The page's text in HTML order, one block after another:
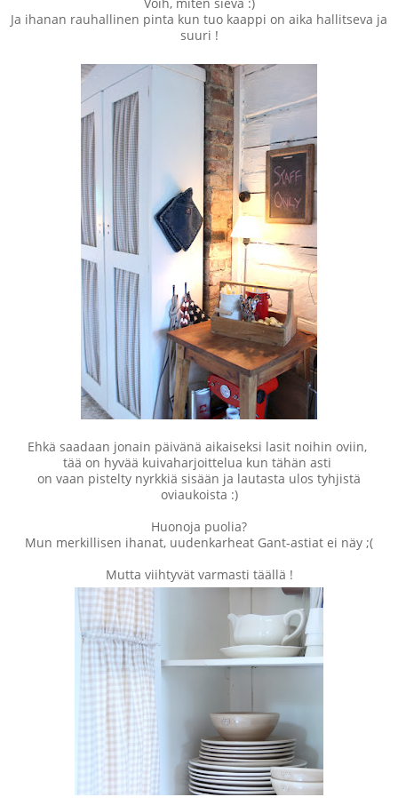
Ja ihanan rauhallinen pinta kun tuo kaappi on aika hallitseva ja
suuri !
Ehkä saadaan jonain päivänä aikaiseksi lasit noihin oviin,
tää on hyvää kuivaharjoittelua kun tähän asti
on vaan pistelty nyrkkiä sisään ja lautasta ulos tyhjistä
oviaukoista :)
Huonoja puolia?
Mun merkillisen ihanat, uudenkarheat Gant-astiat ei näy ;(
Mutta viihtyvät varmasti täällä !